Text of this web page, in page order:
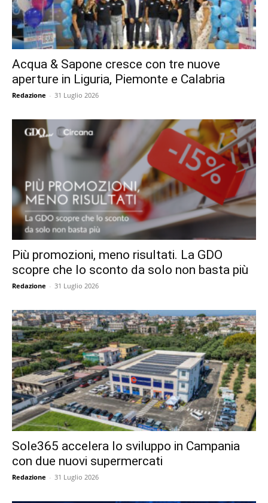
Acqua & Sapone cresce con tre nuove
aperture in Liguria, Piemonte e Calabria
Redazione - 31 Luglio 2026
Più promozioni, meno risultati. La GDO
scopre che lo sconto da solo non basta più
Redazione - 31 Luglio 2026
Sole365 accelera lo sviluppo in Campania
con due nuovi supermercati
Redazione - 31 Luglio 2026